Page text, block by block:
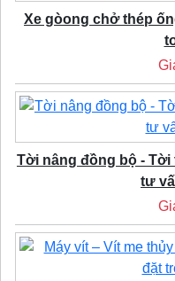
Xe gòong chở thép
Tời nâng đồng bộ - Tời
tư